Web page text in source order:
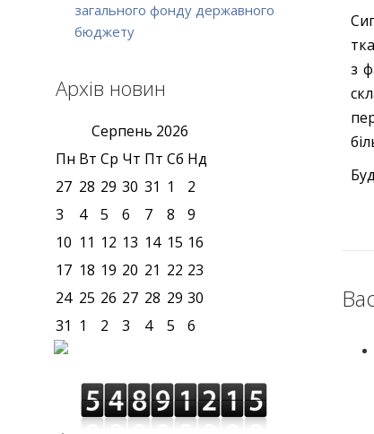
загального фонду державного
бюджету
Архів новин
Серпень 2026
Пн Вт Ср Чт Пт Сб Нд
27 28 29 30 31 1
2
3
4 5 6 7 8
9
10 11 12 13 14 15 16
17 18 19 20 21 22 23
24 25 26 27 28 29 30
31 1 2 3 4 5 6
з